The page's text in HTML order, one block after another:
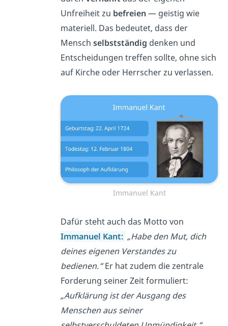
Unfreiheit zu befreien— geistig wie
materiell. Das bedeutet, dass der
Menschselbstständig denken und
Entscheidungen treffen sollte, ohne sich
auf Kirche oder Herrscher zu verlassen.
Immanuel Kant
Dafür steht auch das Motto von
Immanuel Kant: „Habe den Mut, dich
deines eigenen Verstandes zu
bedienen.“Er hat zudem die zentrale
Forderung seiner Zeit formuliert:
„Aufklärung ist der Ausgang des
Menschen aus seiner